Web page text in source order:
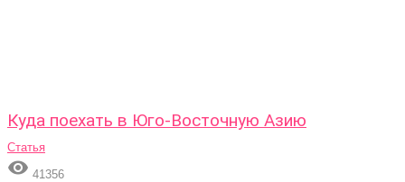
Куда поехать в Юго-Восточную Азию
Статья
 41356